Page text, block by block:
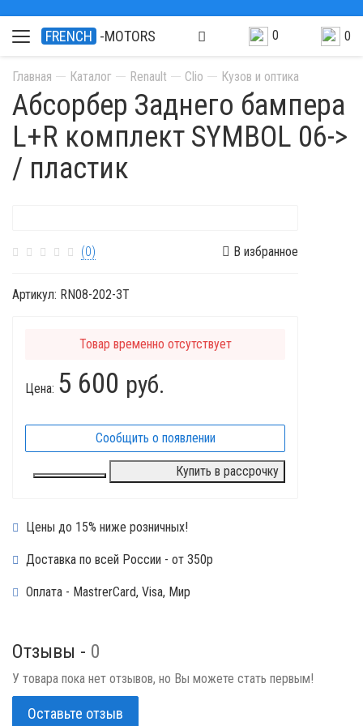
FRENCH -MOTORS 0 0
Главная Каталог Renault Clio Кузов и оптика
Абсорбер Заднего бампера
L+R комплект SYMBOL 06->
/ пластик
(0) В избранное
Артикул: RN08-202-3T
Товар временно отсутствует
Цена: 5 600 руб.
Сообщить о появлении
Купить в рассрочку
Цены до 15% ниже розничных!
Доставка по всей России - от 350р
Оплата - MastrerCard, Visa, Мир
Отзывы - 0
У товара пока нет отзывов, но Вы можете стать первым!
Оставьте отзыв